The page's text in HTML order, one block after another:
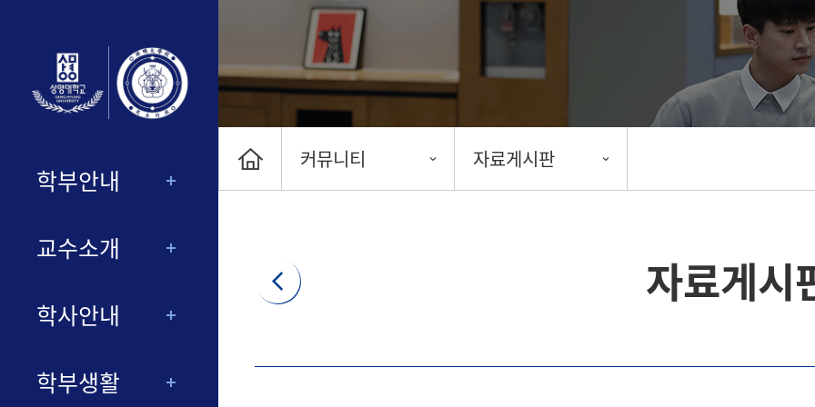
학부안내
교수소개
학사안내
학부생활
커뮤니티 자료게시판
자료게시